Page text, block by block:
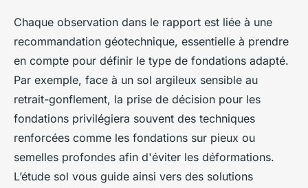
Chaque observation dans le rapport est liée à une
recommandation géotechnique, essentielle à prendre
en compte pour définir le type de fondations adapté.
Par exemple, face à un sol argileux sensible au
retrait-gonflement, la prise de décision pour les
fondations privilégiera souvent des techniques
renforcées comme les fondations sur pieux ou
semelles profondes afin d'éviter les déformations.
L’étude sol vous guide ainsi vers des solutions